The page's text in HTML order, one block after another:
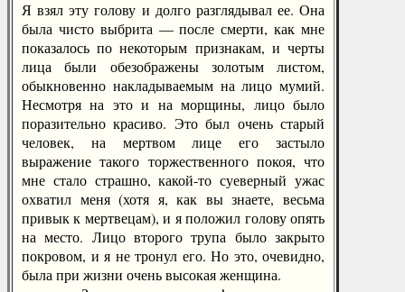
Я взял эту голову и долго разглядывал ее. Она
была чисто выбрита — после смерти, как мне
показалось по некоторым признакам, и черты
лица были обезображены золотым листом,
обыкновенно накладываемым на лицо мумий.
Несмотря на это и на морщины, лицо было
поразительно красиво. Это был очень старый
человек, на мертвом лице его застыло
выражение такого торжественного покоя, что
мне стало страшно, какой-то суеверный ужас
охватил меня (хотя я, как вы знаете, весьма
привык к мертвецам), и я положил голову опять
на место. Лицо второго трупа было закрыто
покровом, и я не тронул его. Но это, очевидно,
была при жизни очень высокая женщина.